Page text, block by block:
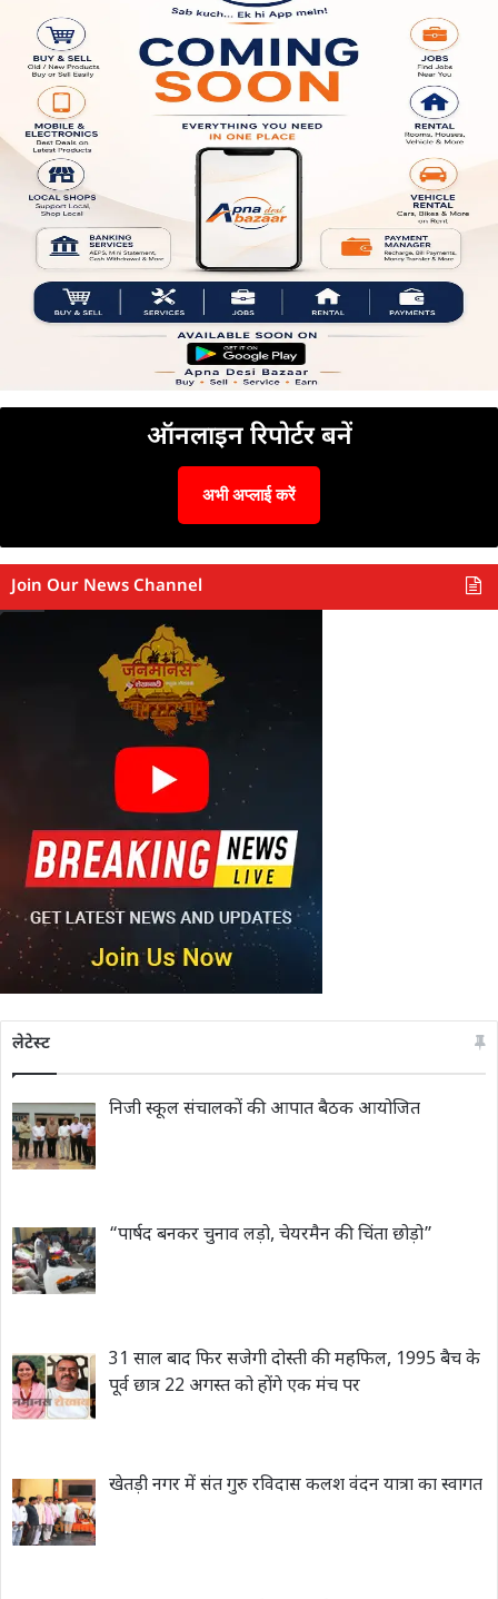
ऑनलाइन रिपोर्टर बनें
अभी अप्लाई करें
Join Our News Channel
लेटेस्ट
निजी स्कूल संचालकों की आपात बैठक आयोजित
“पार्षद बनकर चुनाव लड़ो, चेयरमैन की चिंता छोड़ो”
31 साल बाद फिर सजेगी दोस्ती की महफिल, 1995 बैच के
पूर्व छात्र 22 अगस्त को होंगे एक मंच पर
खेतड़ी नगर में संत गुरु रविदास कलश वंदन यात्रा का स्वागत